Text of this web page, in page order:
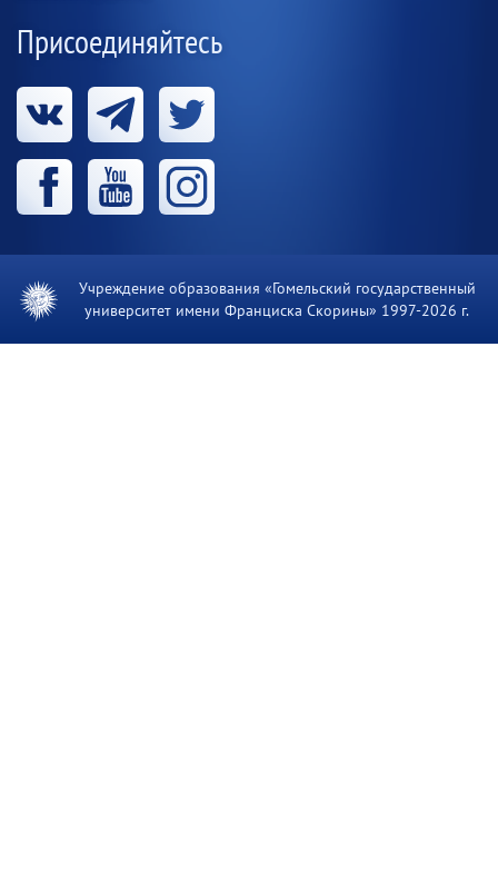
Присоединяйтесь
Учреждение образования «Гомельский государственный
университет имени Франциска Скорины» 1997-2026 г.